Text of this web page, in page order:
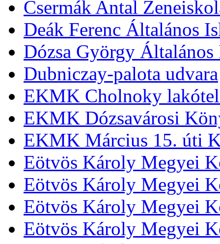
Csermák Antal
Deák Ferenc Általános
Dózsa György Általános
Dubniczay-palota udvara
EKMK Cholnoky
EKMK Dózsavárosi
EKMK Március 15. úti
Eötvös Károly Megyei
Eötvös Károly Megyei
Eötvös Károly Megyei
Eötvös Károly Megyei